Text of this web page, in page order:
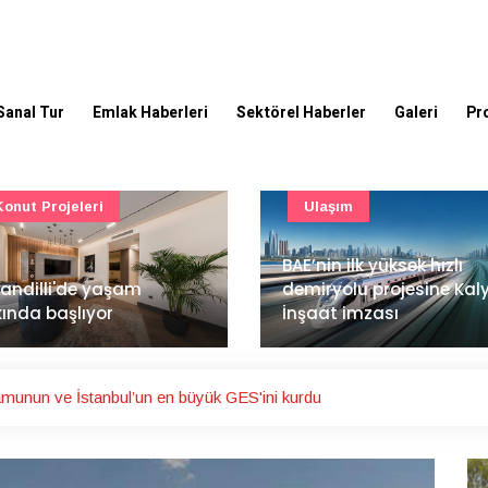
Tur Emlak Haberleri Sektörel Haberler Galeri
ilk yüksek hızlı
projesine Kalyon
imzası
Mimarlık ve mühendislik
projeleri e-PYS ile dijital
ortama taşınacak
Güncel
ve İstanbul’un en büyük GES'ini kurdu